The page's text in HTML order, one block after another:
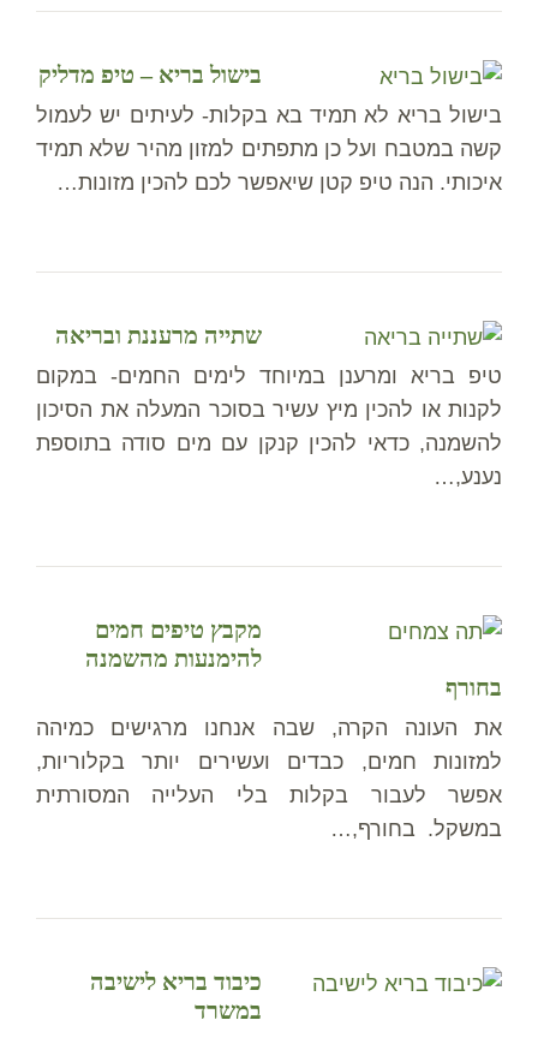
בישול בריא – טיפ מדליק
בישול בריא לא תמיד בא בקלות- לעיתים יש לעמול
קשה במטבח ועל כן מתפתים למזון מהיר שלא תמיד
איכותי. הנה טיפ קטן שיאפשר לכם להכין מזונות…
שתייה מרעננת ובריאה
טיפ בריא ומרענן במיוחד לימים החמים- במקום
לקנות או להכין מיץ עשיר בסוכר המעלה את הסיכון
להשמנה, כדאי להכין קנקן עם מים סודה בתוספת
נענע,…
מקבץ טיפים חמים
להימנעות מהשמנה
בחורף
את העונה הקרה, שבה אנחנו מרגישים כמיהה
למזונות חמים, כבדים ועשירים יותר בקלוריות,
אפשר לעבור בקלות בלי העלייה המסורתית
במשקל. בחורף,…
כיבוד בריא לישיבה
במשרד